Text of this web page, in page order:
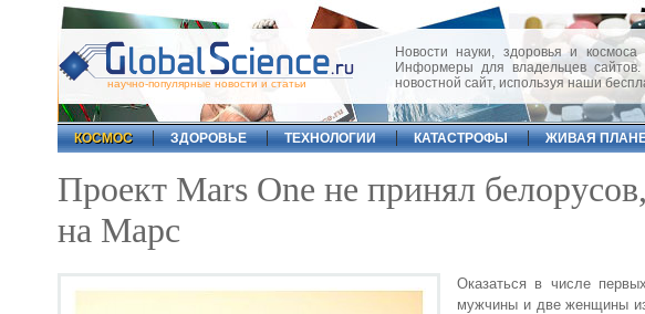
научно-популярные новости и статьи
Новости науки, здоровья и
Информеры для владельцев
новостной сайт, используя наши
КОСМОС
ЗДОРОВЬЕ ТЕХНОЛОГИИ КАТАСТРОФЫ ЖИВАЯ
Проект Mars One не принял
на Марс
Оказаться в числе
мужчины и две женщины